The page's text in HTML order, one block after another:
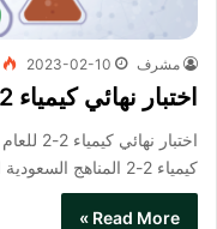
مشرف 2023-02-10
اختبار نهائي كيمياء 2-2 للعام الدراسي 1444 هـ
كيمياء 2-2​ المناهج السعودية اختبار نهائي الكيمياء 2-2 اختبار…
Read More »